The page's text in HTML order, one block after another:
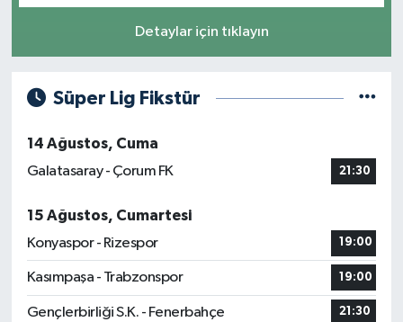
Detaylar için tıklayın
Süper Lig Fikstür
14 Ağustos, Cuma
Galatasaray - Çorum FK
21:30
15 Ağustos, Cumartesi
Konyaspor - Rizespor
19:00
Kasımpaşa - Trabzonspor 19:00
Gençlerbirliği S.K. - Fenerbahçe 21:30